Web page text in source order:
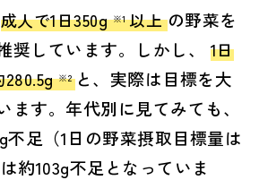
成人で1日350g※1以上の野菜を
奨しています。しかし、 1日
280.5g※2と、実際は目標を大
ます。年代別に見てみても、
不足（1日の野菜摂取目標量は
約103g不足となっていま